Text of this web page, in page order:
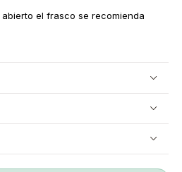
el frasco se recomienda